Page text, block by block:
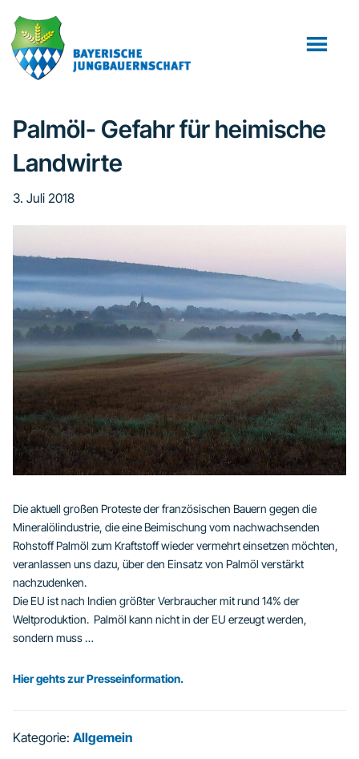
Inhalt
springen
Seitenspalte
springen
Fußzeile
springen
Palmöl- Gefahr für heimische
Landwirte
3. Juli 2018
Die aktuell großen Proteste der französischen Bauern gegen die
Mineralölindustrie, die eine Beimischung vom nachwachsenden
Rohstoff Palmöl zum Kraftstoff wieder vermehrt einsetzen möchten,
veranlassen uns dazu, über den Einsatz von Palmöl verstärkt
nachzudenken.
Die EU ist nach Indien größter Verbraucher mit rund 14% der
Weltproduktion. Palmöl kann nicht in der EU erzeugt werden,
sondern muss …
Hier gehts zur Presseinformation.
Kategorie: Allgemein